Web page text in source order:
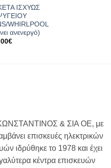
ΙΣΧΥΩΣ
WHIRLPOOL
ανενεργό)
€
& ΣΙΑ ΟΕ, με
επισκευές ηλεκτρικών
ιδρύθηκε το 1978 και έχει
κέντρα επισκευών